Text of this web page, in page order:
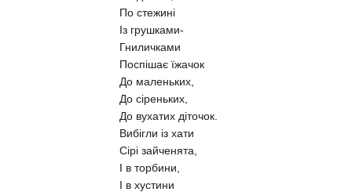
По стежині
Із грушками-
Гниличками
Поспішає їжачок
До маленьких,
До сіреньких,
До вухатих діточок.
Вибігли із хати
Сірі зайченята,
І в торбини,
І в хустини